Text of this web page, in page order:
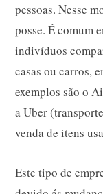
pessoas. Nesse
posse. É comum
indivíduos
casas ou carros,
exemplos são o
a Uber
venda de itens
Este tipo de